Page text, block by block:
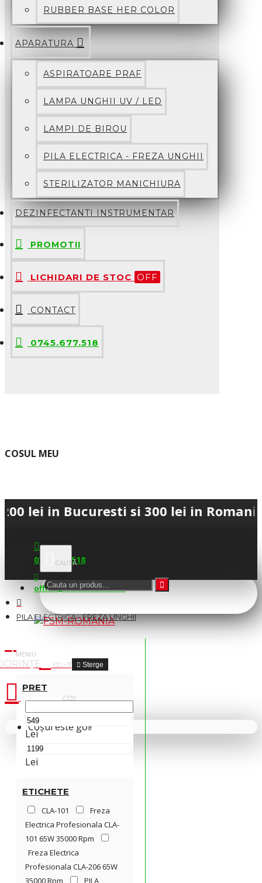
RUBBER BASE HER COLOR
APARATURA
ASPIRATOARE PRAF
LAMPA UNGHII UV / LED
LAMPI DE BIROU
PILA ELECTRICA - FREZA UNGHII
STERILIZATOR MANICHIURA
DEZINFECTANTI INSTRUMENTAR
PROMOTII
LICHIDARI DE STOC OFF
CONTACT
0745.677.518
COSUL MEU
si 300 lei in Romania •
0745.677.518
office@fsm-romania.ro
Coșul este gol!
PILA ELECTRICA - FREZA UNGHII
FILTRE Sterge
PRET
Lei
Lei
ETICHETE
CLA-101
Freza
Electrica Profesionala CLA-
101 65W 35000 Rpm
Freza Electrica
Profesionala CLA-206 65W
35000 Rpm
PILA